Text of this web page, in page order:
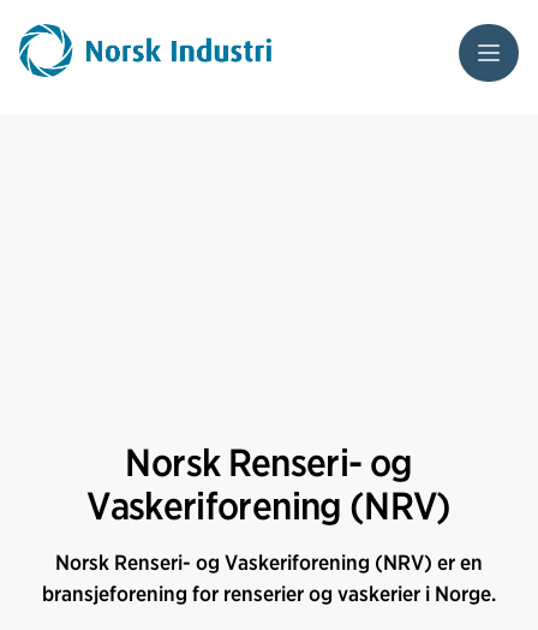
Meny
Norsk Renseri- og
Vaskeriforening (NRV)
Norsk Renseri- og Vaskeriforening (NRV) er en
bransjeforening for renserier og vaskerier i Norge.